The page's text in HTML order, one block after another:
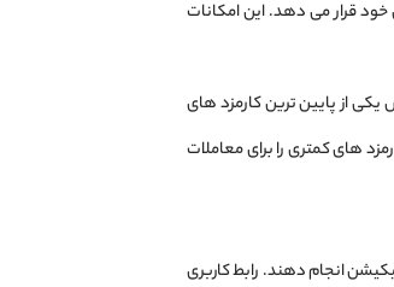
قرار می ‌دهد. این امکانات
یکی از پایین‌ ترین کارمزد های
می ‌دهد تا کارمزد های کمتری را برای معاملات
انجام دهند. رابط کاربری